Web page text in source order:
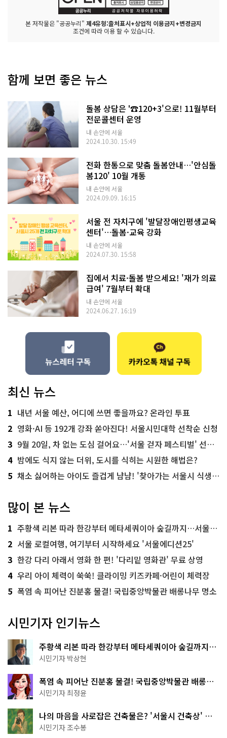
본 저작물은 "공공누리" 제4유형:출처표시+상업적 이용금지+변경금지
조건에 따라 이용 할 수 있습니다.
함께 보면 좋은 뉴스
돌봄 상담은 '☎120+3'으로! 11월부터
전문콜센터 운영
내 손안에 서울
2024.10.30. 15:49
전화 한통으로 맞춤 돌봄안내…'안심돌
봄120' 10월 개통
내 손안에 서울
2024.09.09. 16:15
서울 전 자치구에 '발달장애인평생교육
센터'…돌봄·교육 강화
내 손안에 서울
2024.07.30. 15:58
집에서 치료·돌봄 받으세요! '재가 의료
급여' 7월부터 확대
내 손안에 서울
2024.06.27. 16:19
최신 뉴스
1 내년 서울 예산, 어디에 쓰면 좋을까요? 온라인 투표
2 영화·AI 등 192개 강좌 쏟아진다! 서울시민대학 선착순 신청
3 9월 20일, 차 없는 도심 걸어요…'서울 걷자 페스티벌' 선착순 5천명
4 밤에도 식지 않는 더위, 도시를 식히는 시원한 해법은?
5 채소 싫어하는 아이도 즐겁게 냠냠! '찾아가는 서울시 식생활 교육' 현장
많이 본 뉴스
1 주황색 리본 따라 한강부터 메타세쿼이아 숲길까지…서울둘레길 15코스
2 서울 로컬여행, 여기부터 시작하세요 '서울에디션25'
3 한강 다리 아래서 영화 한 편! '다리밑 영화관' 무료 상영
4 우리 아이 체력이 쑥쑥! 클라이밍 키즈카페·어린이 체력장
5 폭염 속 피어난 진분홍 물결! 국립중앙박물관 배롱나무 명소
시민기자 인기뉴스
주황색 리본 따라 한강부터 메타세쿼이아 숲길까지…
서울둘레길 15코스
시민기자 박상현
폭염 속 피어난 진분홍 물결! 국립중앙박물관 배롱나
무 명소
시민기자 최정윤
나의 마음을 사로잡은 건축물은? '서울시 건축상' 수
상작 공개!
시민기자 조수봉